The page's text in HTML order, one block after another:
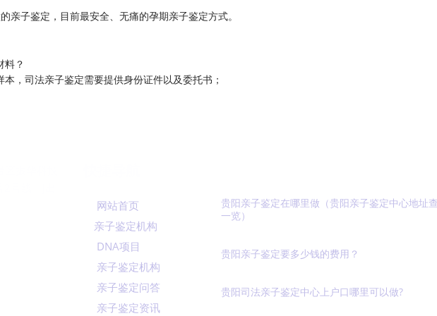
亲子鉴定，目前最安全、无痛的孕期亲子鉴定方式。
料？
，司法亲子鉴定需要提供身份证件以及委托书；
网站首页
亲子鉴定机构
DNA项目
亲子鉴定机构
亲子鉴定问答
亲子鉴定资讯
贵阳亲子鉴定在哪里做（贵阳亲子鉴定中心地址
一览）
贵阳亲子鉴定要多少钱的费用？
贵阳司法亲子鉴定中心上户口哪里可以做?